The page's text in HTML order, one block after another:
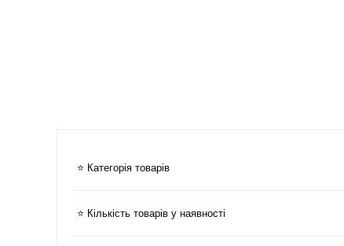
⭐ Категорія товарів
⭐ Кількість товарів у наявності